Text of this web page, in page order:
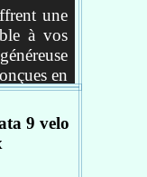
une
à vos
en
fibre
d'une
du pied,
9 velo